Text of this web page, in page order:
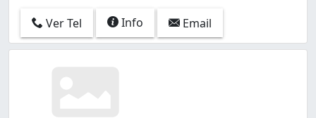
Ver Tel Info Email